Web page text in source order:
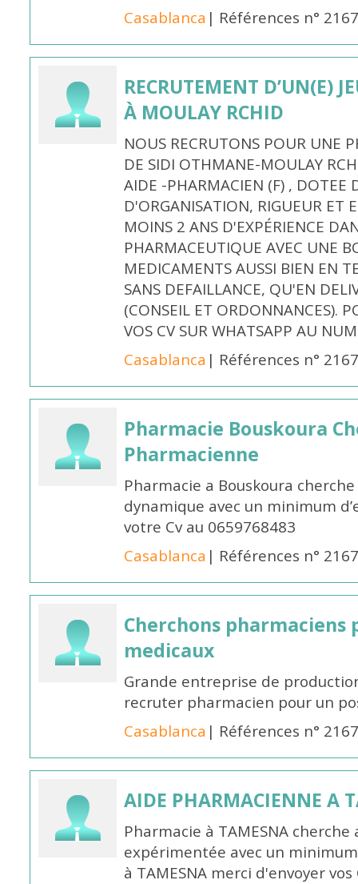
Casablanca | Références n°
RECRUTEMENT D’UN(E)
À MOULAY RCHID
NOUS RECRUTONS POUR UNE
DE SIDI OTHMANE-MOULAY
AIDE -PHARMACIEN (F) , DOTEE
D'ORGANISATION, RIGUEUR ET
MOINS 2 ANS D'EXPÉRIENCE
PHARMACEUTIQUE AVEC UNE
MEDICAMENTS AUSSI BIEN EN
SANS DEFAILLANCE, QU'EN
(CONSEIL ET ORDONNANCES).
VOS CV SUR WHATSAPP AU
Casablanca | Références n°
Pharmacie Bouskoura
Pharmacienne
Pharmacie a Bouskoura
dynamique avec un minimum
votre Cv au 0659768483
Casablanca | Références n°
Cherchons
medicaux
Grande entreprise de
recruter pharmacien pour un
Casablanca | Références n°
AIDE PHARMACIENNE A
Pharmacie à TAMESNA
expérimentée avec un
à TAMESNA merci d'envoyer